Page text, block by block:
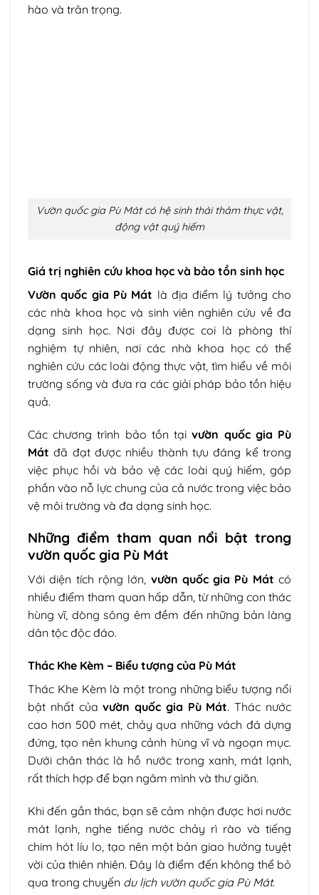
hào và trân trọng.
Vườn quốc gia Pù Mát có hệ sinh thái thảm thực vật,
động vật quý hiếm
Giá trị nghiên cứu khoa học và bảo tồn sinh học
Vườn quốc gia Pù Mát là địa điểm lý tưởng cho
các nhà khoa học và sinh viên nghiên cứu về đa
dạng sinh học. Nơi đây được coi là phòng thí
nghiệm tự nhiên, nơi các nhà khoa học có thể
nghiên cứu các loài động thực vật, tìm hiểu về môi
trường sống và đưa ra các giải pháp bảo tồn hiệu
quả.
Các chương trình bảo tồn tạivườn quốc gia Pù
Mát đã đạt được nhiều thành tựu đáng kể trong
việc phục hồi và bảo vệ các loài quý hiếm, góp
phần vào nỗ lực chung của cả nước trong việc bảo
vệ môi trường và đa dạng sinh học.
Những điểm tham quan nổi bật trong
vườn quốc gia Pù Mát
Với diện tích rộng lớn, vườn quốc gia Pù Mát có
nhiều điểm tham quan hấp dẫn, từ những con thác
hùng vĩ, dòng sông êm đềm đến những bản làng
dân tộc độc đáo.
Thác Khe Kèm – Biểu tượng của Pù Mát
Thác Khe Kèm là một trong những biểu tượng nổi
bật nhất củavườn quốc gia Pù Mát. Thác nước
cao hơn 500 mét, chảy qua những vách đá dựng
đứng, tạo nên khung cảnh hùng vĩ và ngoạn mục.
Dưới chân thác là hồ nước trong xanh, mát lạnh,
rất thích hợp để bạn ngâm mình và thư giãn.
Khi đến gần thác, bạn sẽ cảm nhận được hơi nước
mát lạnh, nghe tiếng nước chảy rì rào và tiếng
chim hót líu lo, tạo nên một bản giao hưởng tuyệt
vời của thiên nhiên. Đây là điểm đến không thể bỏ
qua trong chuyến du lịch vườn quốc gia Pù Mát.